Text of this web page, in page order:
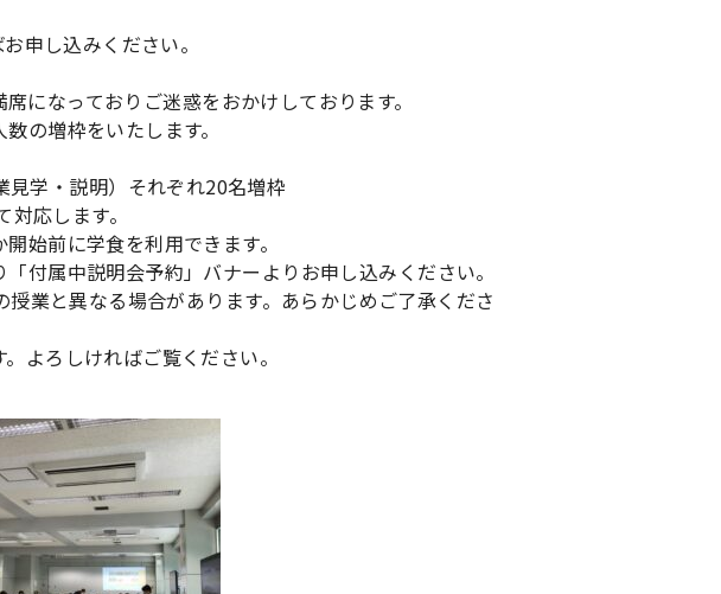
申し込みください。
になっておりご迷惑をおかけしております。
の増枠をいたします。
学・説明）それぞれ20名増枠
応します。
始前に学食を利用できます。
「付属中説明会予約」バナーよりお申し込みください。
業と異なる場合があります。あらかじめご了承くださ
よろしければご覧ください。